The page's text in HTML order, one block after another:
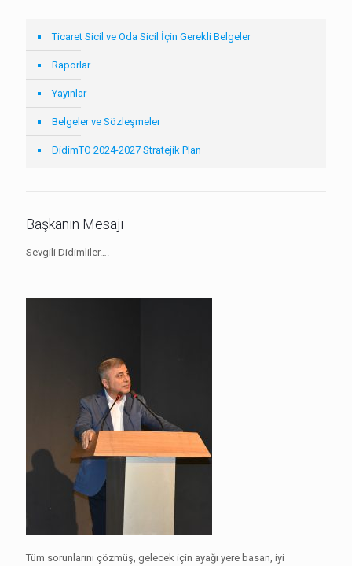
Ticaret Sicil ve Oda Sicil İçin Gerekli Belgeler
Raporlar
Yayınlar
Belgeler ve Sözleşmeler
DidimTO 2024-2027 Stratejik Plan
Başkanın Mesajı
Sevgili Didimliler….
Tüm sorunlarını çözmüş, gelecek için ayağı yere basan, iyi